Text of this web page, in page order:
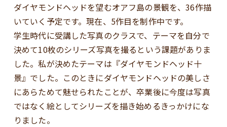
ダイヤモンドヘッドを望むオアフ島の景観を、36作描
いていく予定です。現在、5作目を制作中です。
学生時代に受講した写真のクラスで、テーマを自分で
決めて10枚のシリーズ写真を撮るという課題がありま
した。私が決めたテーマは『ダイヤモンドヘッド十
景』でした。このときにダイヤモンドヘッドの美しさ
にあらためて魅せられたことが、卒業後に今度は写真
ではなく絵としてシリーズを描き始めるきっかけにな
りました。